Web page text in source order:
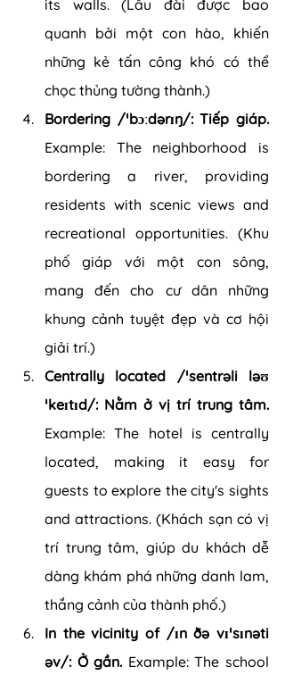
its walls. (Lâu đài được bao
quanh bởi một con hào, khiến
những kẻ tấn công khó có thể
chọc thủng tường thành.)
Example: The neighborhood is
bordering a river, providing
residents with scenic views and
recreational opportunities. (Khu
phố giáp với một con sông,
mang đến cho cư dân những
khung cảnh tuyệt đẹp và cơ hội
giải trí.)
Centrally located /ˈsentrəli ləʊ
ˈkeɪtɪd/: Nằm ở vị trí trung tâm.
Example: The hotel is centrally
located, making it easy for
guests to explore the city's sights
and attractions. (Khách sạn có vị
trí trung tâm, giúp du khách dễ
dàng khám phá những danh lam,
thắng cảnh của thành phố.)
In the vicinity of /ɪn ðə vɪˈsɪnəti
əv/: Ở gần. Example: The school